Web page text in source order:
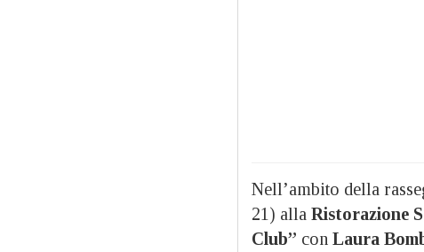
Nell’ambito della
21) alla Ristorazione
Club” con Laura